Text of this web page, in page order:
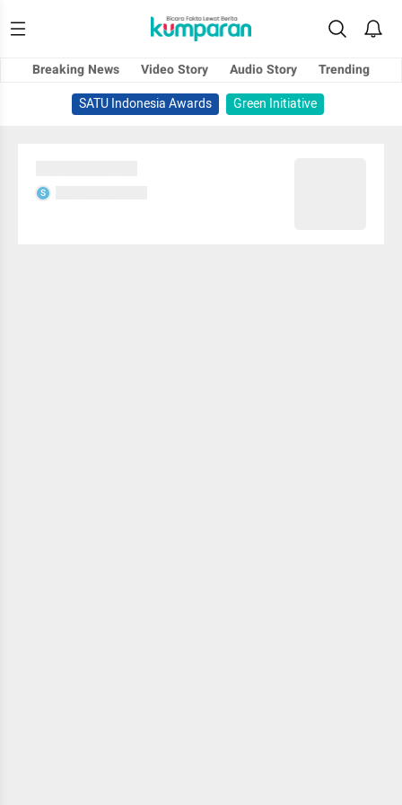
Breaking News Video Story Audio Story
Trending
SATU Indonesia Awards
Green Initiative
S